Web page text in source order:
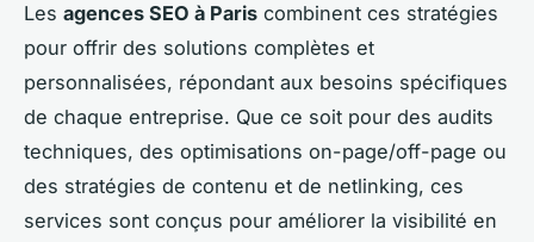
Les agences SEO à Paris combinent ces stratégies
pour offrir des solutions complètes et
personnalisées, répondant aux besoins spécifiques
de chaque entreprise. Que ce soit pour des audits
techniques, des optimisations on-page/off-page ou
des stratégies de contenu et de netlinking, ces
services sont conçus pour améliorer la visibilité en